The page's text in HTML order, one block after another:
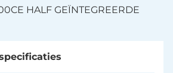
HALF GEÏNTEGREERDE